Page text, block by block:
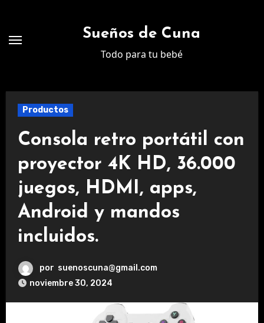
contenido
Sueños de Cuna
Todo para tu bebé
Productos
Consola retro portátil con
proyector 4K HD, 36.000
juegos, HDMI, apps,
Android y mandos
incluidos.
por suenoscuna@gmail.com
noviembre 30, 2024